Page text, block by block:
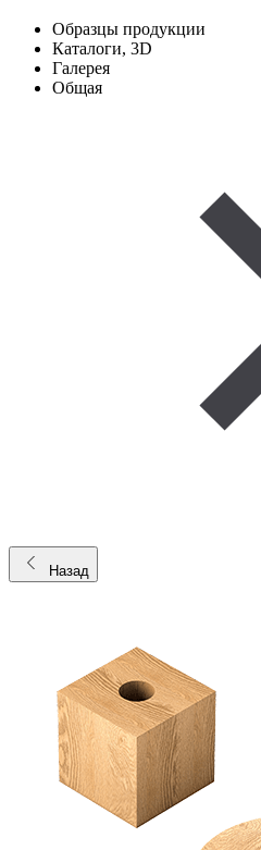
Образцы продукции
Каталоги, 3D
Галерея
Общая
Назад